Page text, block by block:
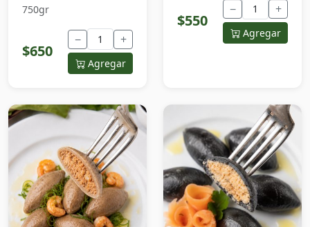
750gr
$650
− +
Agregar
$550
− +
Agregar